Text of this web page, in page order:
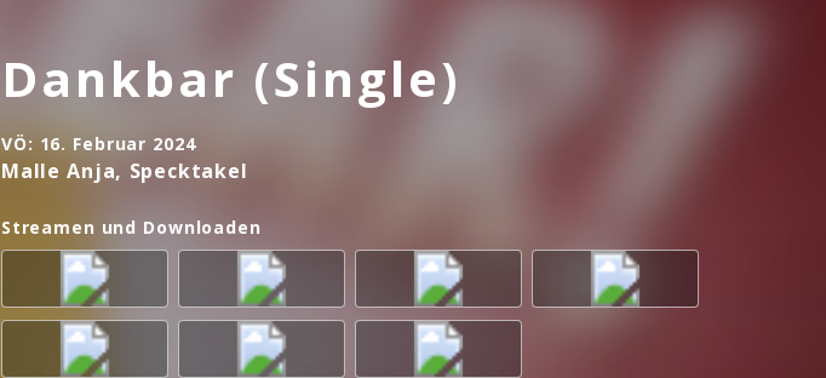
Dankbar (Single)
VÖ: 16. Februar 2024
Malle Anja, Specktakel
Streamen und Downloaden